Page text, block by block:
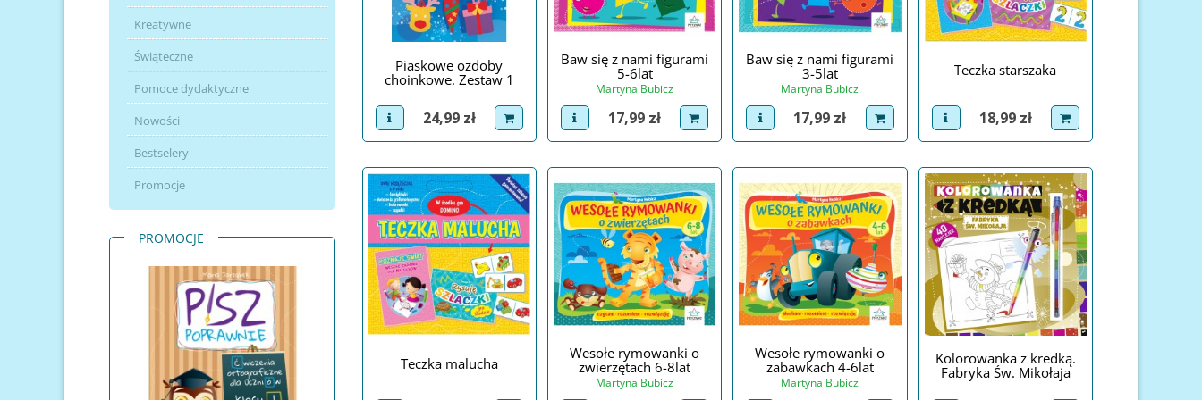
Kreatywne
Świąteczne
Pomoce dydaktyczne
Nowości
Bestselery
Promocje
PROMOCJE
Piaskowe ozdoby
choinkowe. Zestaw 1
view product
Cena
24,99 zł dodaj do koszyka
Baw się z nami figurami
5-6lat
Martyna Bubicz
view product
Cena
17,99 zł dodaj do koszyka
Baw się z nami figurami
3-5lat
Martyna Bubicz
view product
Cena
17,99 zł dodaj do koszyka
Teczka starszaka
view product
Cena
18,99 zł dodaj do koszyka
Teczka malucha
Wesołe rymowanki o
zwierzętach 6-8lat
Martyna Bubicz
Wesołe rymowanki o
zabawkach 4-6lat
Martyna Bubicz
Kolorowanka z kredką.
Fabryka Św. Mikołaja